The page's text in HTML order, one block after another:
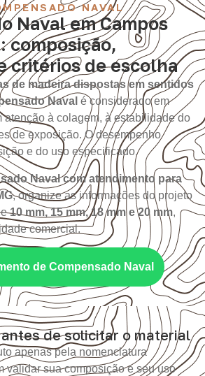
NAVAL
Naval em Campos
composição,
critérios de escolha
de madeira dispostas em sentidos
Naval é considerado em
atenção à colagem, à estabilidade do
de exposição. O desempenho
e do uso especificado.
Naval com atendimento para
, organize as informações do projeto
10 mm, 15 mm, 18 mm e 20 mm,
comercial.
de Compensado Naval
de solicitar o material
apenas pela nomenclatura
validar sua composição e seu uso